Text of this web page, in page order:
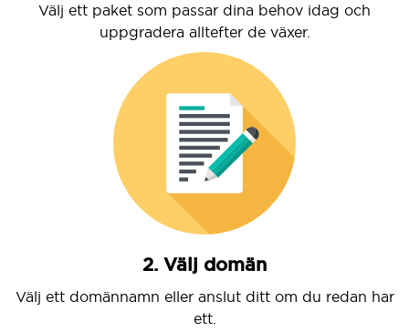
Välj ett paket som passar dina behov idag och
uppgradera alltefter de växer.
2. Välj domän
Välj ett domännamn eller anslut ditt om du redan har
ett.